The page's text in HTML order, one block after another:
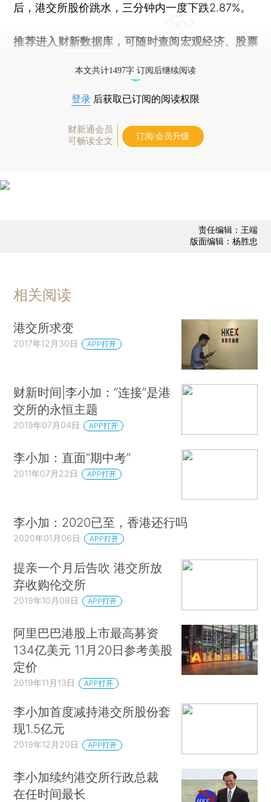
后，港交所股价跳水，三分钟内一度下跌2.87%。
推荐进入 财新数据库 ，可随时查阅宏观经济、股票
本文共计1497字 订阅后继续阅读
登录 后获取已订阅的阅读权限
财新通会员
可畅读全文
订阅/会员升级
责任编辑：王端
版面编辑：杨胜忠
相关阅读
港交所求变
2017年12月30日 APP打开
财新时间|李小加：“连接”是港
交所的永恒主题
2019年07月04日 APP打开
李小加：直面“期中考”
2011年07月22日 APP打开
李小加：2020已至，香港还行吗
2020年01月06日 APP打开
提亲一个月后告吹 港交所放
弃收购伦交所
2019年10月08日 APP打开
阿里巴巴港股上市最高募资
134亿美元 11月20日参考美股
定价
2019年11月13日 APP打开
李小加首度减持港交所股份套
现1.5亿元
2019年12月20日 APP打开
李小加续约港交所行政总裁
在任时间最长